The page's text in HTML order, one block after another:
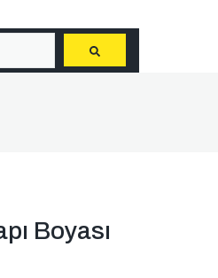
Boyası